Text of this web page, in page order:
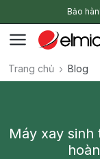
Bảo
Trang chủ Blog
Máy xay sinh